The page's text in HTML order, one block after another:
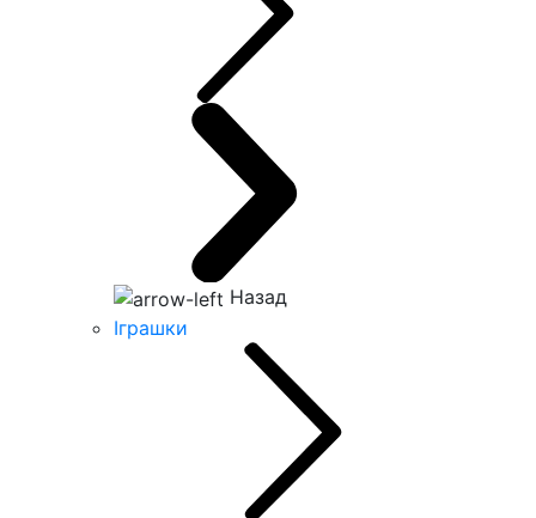
Назад
Іграшки